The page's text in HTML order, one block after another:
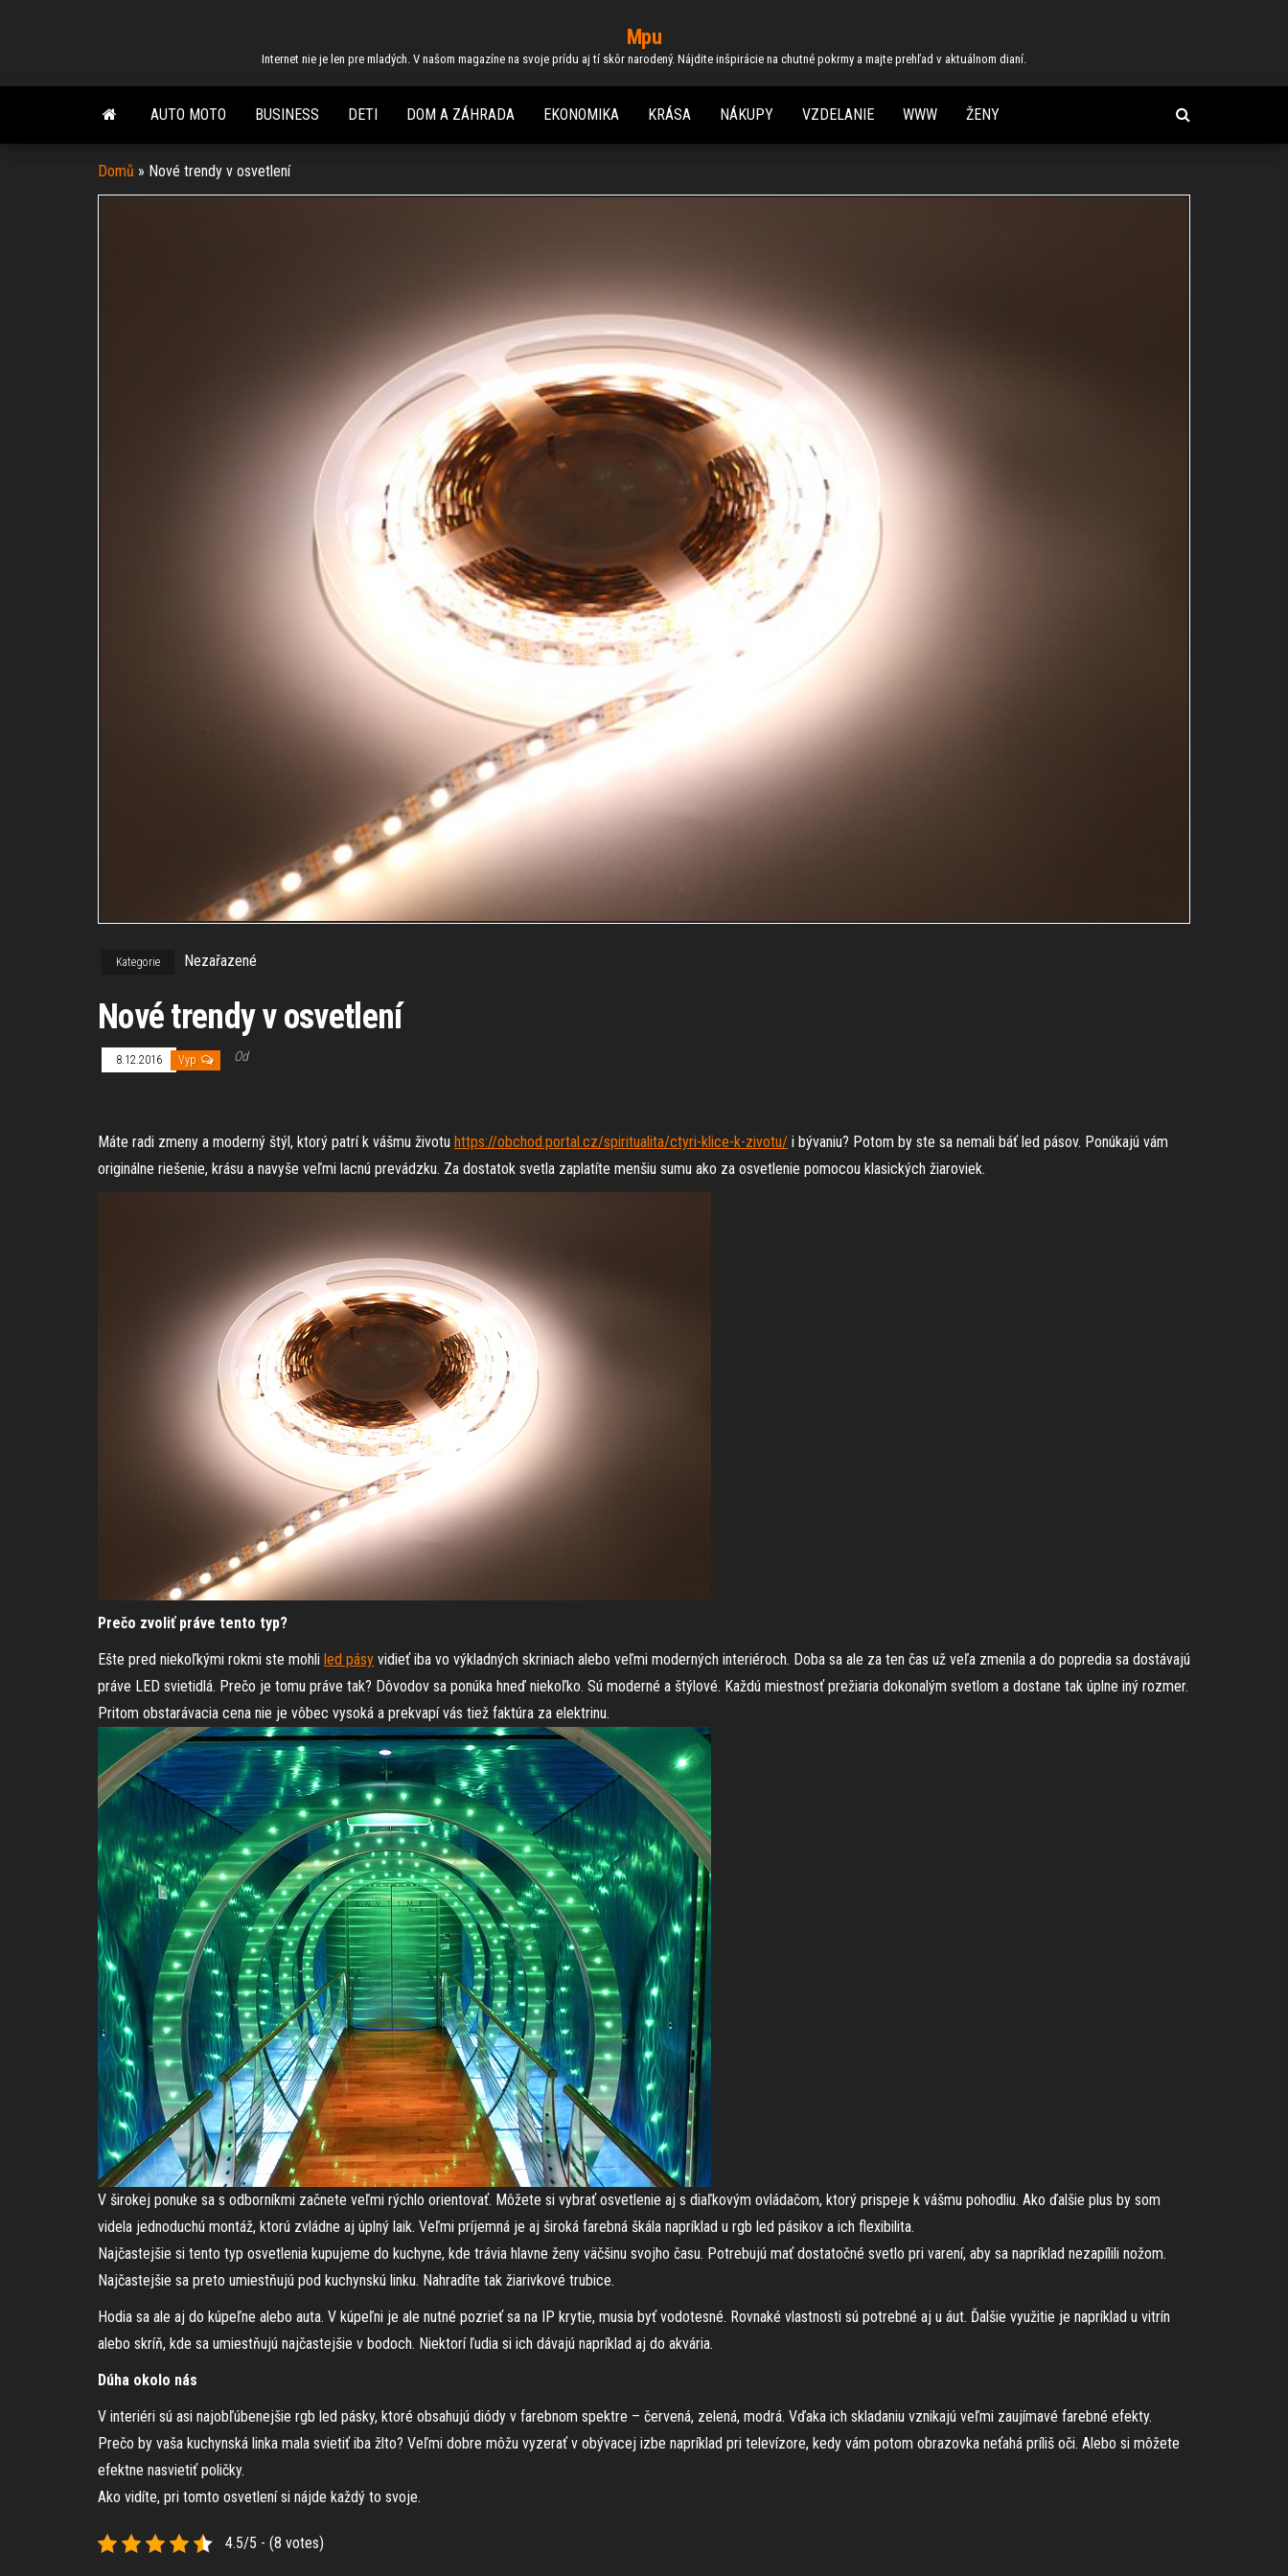
content
Mpu
Internet nie je len pre mladých. V našom magazíne na svoje prídu aj tí skôr narodený. Nájdite inšpirácie na chutné pokrmy a majte prehľad v aktuálnom dianí.
AUTO MOTO BUSINESS DETI DOM A ZÁHRADA EKONOMIKA KRÁSA NÁKUPY VZDELANIE WWW ŽENY
Domů » Nové trendy v osvetlení
Kategorie Nezařazené
Nové trendy v osvetlení
8.12.2016 Vyp Od
Máte radi zmeny a moderný štýl, ktorý patrí k vášmu životu https://obchod.portal.cz/spiritualita/ctyri-klice-k-zivotu/ i bývaniu? Potom by ste sa nemali báť led pásov. Ponúkajú vám
originálne riešenie, krásu a navyše veľmi lacnú prevádzku. Za dostatok svetla zaplatíte menšiu sumu ako za osvetlenie pomocou klasických žiaroviek.
Prečo zvoliť práve tento typ?
Ešte pred niekoľkými rokmi ste mohli led pásy vidieť iba vo výkladných skriniach alebo veľmi moderných interiéroch. Doba sa ale za ten čas už veľa zmenila a do popredia sa dostávajú
práve LED svietidlá. Prečo je tomu práve tak? Dôvodov sa ponúka hneď niekoľko. Sú moderné a štýlové. Každú miestnosť prežiaria dokonalým svetlom a dostane tak úplne iný rozmer.
Pritom obstarávacia cena nie je vôbec vysoká a prekvapí vás tiež faktúra za elektrinu.
V širokej ponuke sa s odborníkmi začnete veľmi rýchlo orientovať. Môžete si vybrať osvetlenie aj s diaľkovým ovládačom, ktorý prispeje k vášmu pohodliu. Ako ďalšie plus by som
videla jednoduchú montáž, ktorú zvládne aj úplný laik. Veľmi príjemná je aj široká farebná škála napríklad u rgb led pásikov a ich flexibilita.
Najčastejšie si tento typ osvetlenia kupujeme do kuchyne, kde trávia hlavne ženy väčšinu svojho času. Potrebujú mať dostatočné svetlo pri varení, aby sa napríklad nezapílili nožom.
Najčastejšie sa preto umiestňujú pod kuchynskú linku. Nahradíte tak žiarivkové trubice.
Hodia sa ale aj do kúpeľne alebo auta. V kúpeľni je ale nutné pozrieť sa na IP krytie, musia byť vodotesné. Rovnaké vlastnosti sú potrebné aj u áut. Ďalšie využitie je napríklad u vitrín
alebo skríň, kde sa umiestňujú najčastejšie v bodoch. Niektorí ľudia si ich dávajú napríklad aj do akvária.
Dúha okolo nás
V interiéri sú asi najobľúbenejšie rgb led pásky, ktoré obsahujú diódy v farebnom spektre – červená, zelená, modrá. Vďaka ich skladaniu vznikajú veľmi zaujímavé farebné efekty.
Prečo by vaša kuchynská linka mala svietiť iba žlto? Veľmi dobre môžu vyzerať v obývacej izbe napríklad pri televízore, kedy vám potom obrazovka neťahá príliš oči. Alebo si môžete
efektne nasvietiť poličky.
Ako vidíte, pri tomto osvetlení si nájde každý to svoje.
4.5/5 - (8 votes)